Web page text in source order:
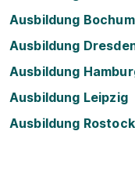
Ausbildung Bochum
Ausbildung
Ausbildung
Ausbildung Leipzig
Ausbildung Rostock